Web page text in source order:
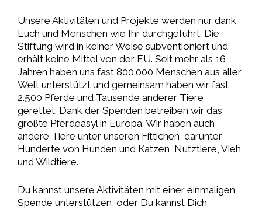
Unsere Aktivitäten und Projekte werden nur dank
Euch und Menschen wie Ihr durchgeführt. Die
Stiftung wird in keiner Weise subventioniert und
erhält keine Mittel von der EU. Seit mehr als 16
Jahren haben uns fast 800.000 Menschen aus aller
Welt unterstützt und gemeinsam haben wir fast
2.500 Pferde und Tausende anderer Tiere
gerettet. Dank der Spenden betreiben wir das
größte Pferdeasyl in Europa. Wir haben auch
andere Tiere unter unseren Fittichen, darunter
Hunderte von Hunden und Katzen, Nutztiere, Vieh
und Wildtiere.
Du kannst unsere Aktivitäten mit einer einmaligen
Spende unterstützen, oder Du kannst Dich